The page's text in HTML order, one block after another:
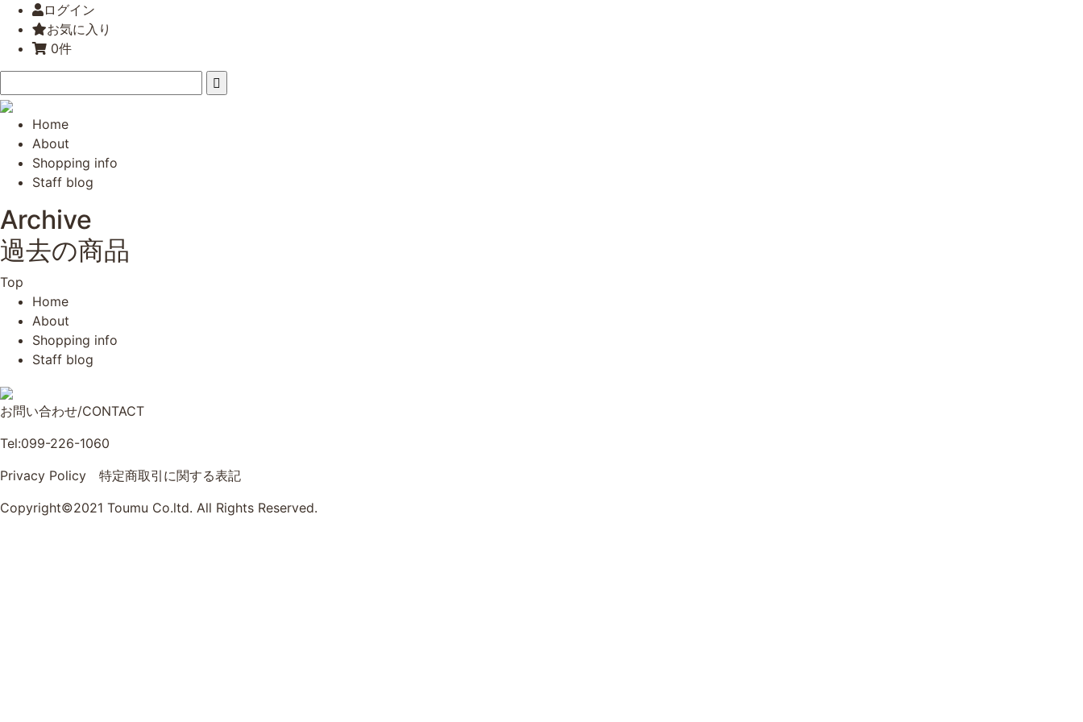
ログイン
お気に入り
0件
Home
About
Shopping info
Staff blog
Archive
過去の商品
Top
Home
About
Shopping info
Staff blog
お問い合わせ/CONTACT
Tel:099-226-1060
Privacy Policy
特定商取引に関する表記
Copyright©2021 Toumu Co.ltd. All Rights Reserved.